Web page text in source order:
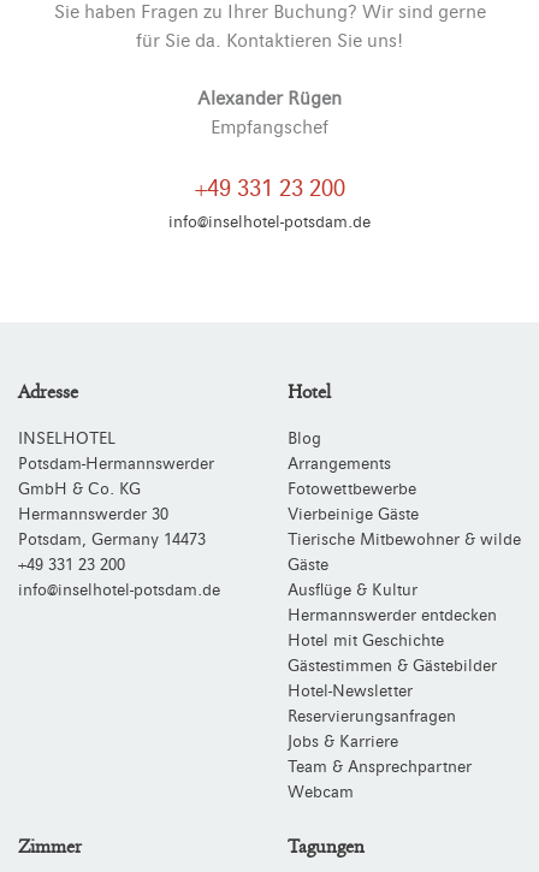
Sie haben Fragen zu Ihrer Buchung? Wir sind gerne
für Sie da. Kontaktieren Sie uns!
Alexander Rügen
Empfangschef
+49 331 23 200
info@inselhotel-potsdam.de
Adresse
INSELHOTEL
Potsdam-Hermannswerder
GmbH & Co. KG
Hermannswerder 30
Potsdam, Germany 14473
+49 331 23 200
info@inselhotel-potsdam.de
Hotel
Blog
Arrangements
Fotowettbewerbe
Vierbeinige Gäste
Tierische Mitbewohner & wilde
Gäste
Ausflüge & Kultur
Hermannswerder entdecken
Hotel mit Geschichte
Gästestimmen & Gästebilder
Hotel-Newsletter
Reservierungsanfragen
Jobs & Karriere
Team & Ansprechpartner
Webcam
Zimmer Tagungen